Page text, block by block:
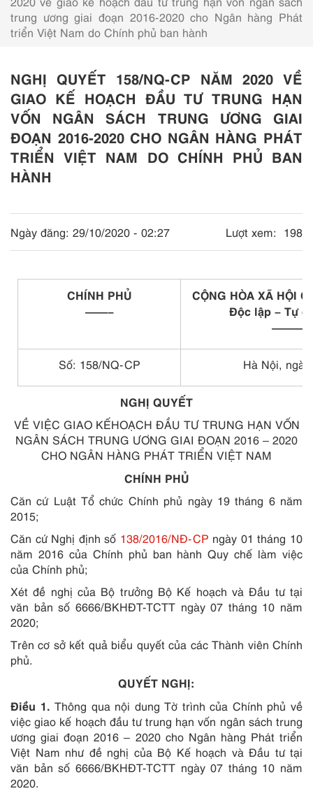
trung ương giai đoạn 2016-2020 cho Ngân hàng Phát
triển Việt Nam do Chính phủ ban hành
NGHỊ QUYẾT 158/NQ-CP NĂM 2020 VỀ
GIAO KẾ HOẠCH ĐẦU TƯ TRUNG HẠN
VỐN NGÂN SÁCH TRUNG ƯƠNG GIAI
ĐOẠN 2016-2020 CHO NGÂN HÀNG PHÁT
TRIỂN VIỆT NAM DO CHÍNH PHỦ BAN
HÀNH
Ngày đăng: 29/10/2020 - 02:27 Lượt xem: 198
CHÍNH PHỦ
——–
CỘNG HÒA XÃ HỘI
Độc lập – Tự
Số: 158/NQ-CP Hà Nội,
NGHỊ QUYẾT
VỀ VIỆC GIAO KẾHOẠCH ĐẦU TƯ TRUNG HẠN VỐN
NGÂN SÁCH TRUNG ƯƠNG GIAI ĐOẠN 2016 – 2020
CHO NGÂN HÀNG PHÁT TRIỂN VIỆT NAM
CHÍNH PHỦ
Căn cứ Luật Tổ chức Chính phủ ngày 19 tháng 6 năm
2015;
Căn cứ Nghị định số 138/2016/NĐ-CP ngày 01 tháng 10
năm 2016 của Chính phủ ban hành Quy chế làm việc
của Chính phủ;
Xét đề nghị của Bộ trưởng Bộ Kế hoạch và Đầu tư tại
văn bản số 6666/BKHĐT-TCTT ngày 07 tháng 10 năm
2020;
Trên cơ sở kết quả biểu quyết của các Thành viên Chính
phủ.
QUYẾT NGHỊ:
Điều 1. Thông qua nội dung Tờ trình của Chính phủ về
việc giao kế hoạch đầu tư trung hạn vốn ngân sách trung
ương giai đoạn 2016 – 2020 cho Ngân hàng Phát triển
Việt Nam như đề nghị của Bộ Kế hoạch và Đầu tư tại
văn bản số 6666/BKHĐT-TCTT ngày 07 tháng 10 năm
2020.